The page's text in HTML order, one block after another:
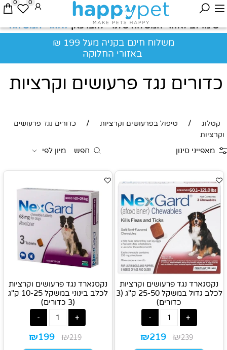
שימו לב לאזורי המשלוח שלנו - לחצו כאןלאזורי המשלוח
משלוח חינם בקניה מעל 199 ₪
באזורי החלוקה
0 0
כדורים נגד פרעושים וקרציות
קטלוג / טיפול בפרעושים וקרציות /
כדורים נגד פרעושים
וקרציות
מאפייני סינון חפש מיון לפי
נקסגארד נגד פרעושים וקרציות
לכלב גדול במשקל 25-50 ק"ג (3
כדורים)
₪239
₪219
נקסגארד נגד פרעושים וקרציות
לכלב בינוני במשקל 10-25 ק"ג
(3 כדורים)
₪219
₪199